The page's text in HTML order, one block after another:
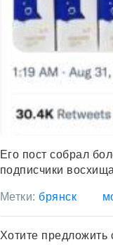
Его пост собрал
подписчики
Метки: брянск
Хотите предложить